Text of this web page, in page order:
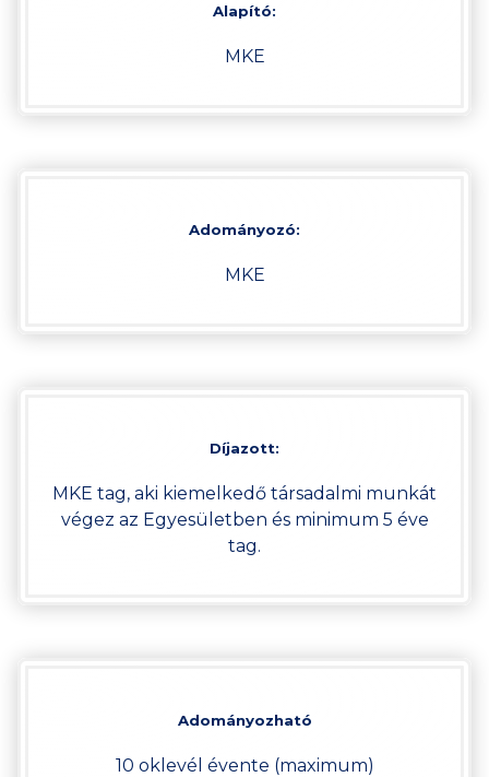
Alapító:
MKE
Adományozó:
MKE
Díjazott:
MKE tag, aki kiemelkedő társadalmi munkát
végez az Egyesületben és minimum 5 éve
tag.
Adományozható
10 oklevél évente (maximum)